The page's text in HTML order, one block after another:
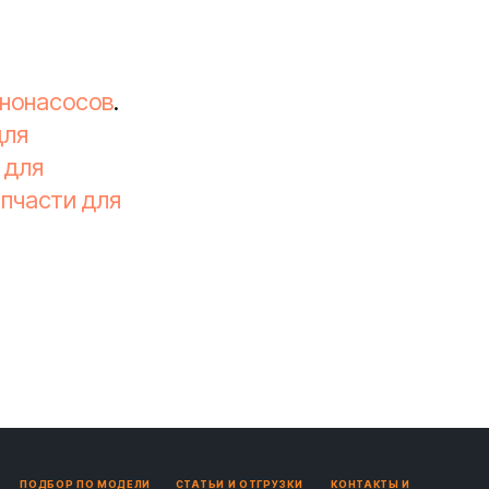
.
для
ПОДБОР ПО МОДЕЛИ СТАТЬИ И ОТГРУЗКИ КОНТАКТЫ И